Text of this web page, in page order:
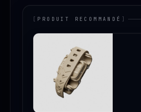
[ PRODUIT RECOMMANDÉ ]